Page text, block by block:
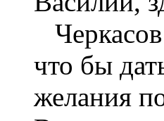
что бы
желания